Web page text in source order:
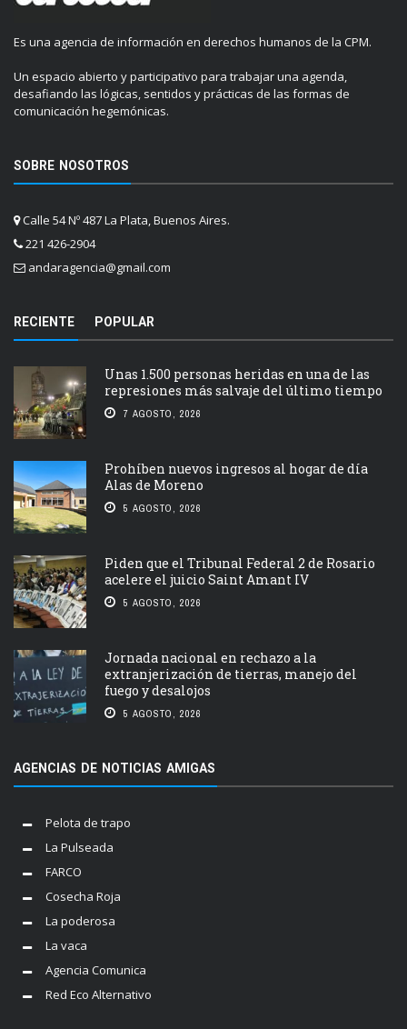
Es una agencia de información en derechos humanos de la CPM.
Un espacio abierto y participativo para trabajar una agenda,
desafiando las lógicas, sentidos y prácticas de las formas de
comunicación hegemónicas.
SOBRE NOSOTROS
Calle 54 Nº 487 La Plata, Buenos Aires.
221 426-2904
andaragencia@gmail.com
RECIENTE POPULAR
Unas 1.500 personas heridas en una de las
represiones más salvaje del último tiempo
7 AGOSTO, 2026
Prohíben nuevos ingresos al hogar de día
Alas de Moreno
5 AGOSTO, 2026
Piden que el Tribunal Federal 2 de Rosario
acelere el juicio Saint Amant IV
5 AGOSTO, 2026
Jornada nacional en rechazo a la
extranjerización de tierras, manejo del
fuego y desalojos
5 AGOSTO, 2026
AGENCIAS DE NOTICIAS AMIGAS
Pelota de trapo
La Pulseada
FARCO
Cosecha Roja
La poderosa
La vaca
Agencia Comunica
Red Eco Alternativo